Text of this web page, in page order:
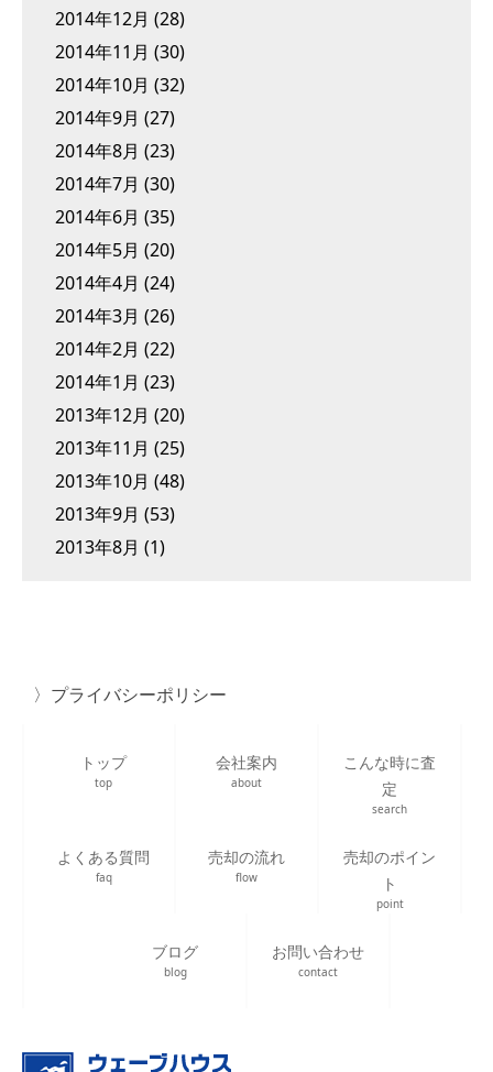
2014年12月 (28)
2014年11月 (30)
2014年10月 (32)
2014年9月 (27)
2014年8月 (23)
2014年7月 (30)
2014年6月 (35)
2014年5月 (20)
2014年4月 (24)
2014年3月 (26)
2014年2月 (22)
2014年1月 (23)
2013年12月 (20)
2013年11月 (25)
2013年10月 (48)
2013年9月 (53)
2013年8月 (1)
プライバシーポリシー
トップ
top
会社案内
about
こんな時に査
定
search
よくある質問
faq
売却の流れ
flow
売却のポイン
ト
point
ブログ
blog
お問い合わせ
contact